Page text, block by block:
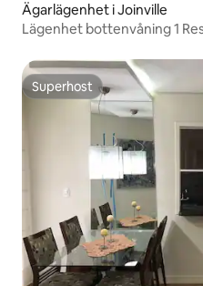
Ägarlägenhet i Joinville
Lägenhet bottenvåning 1
Superhost
Superhost